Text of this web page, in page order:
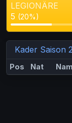
LEGIONÄRE
5 (20%)
Kader Saison
Pos Nat